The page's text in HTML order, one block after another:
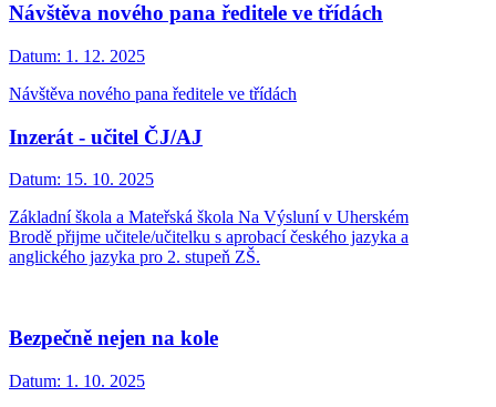
Návštěva nového pana ředitele ve třídách
Datum: 1. 12. 2025
Návštěva nového pana ředitele ve třídách
Inzerát - učitel ČJ/AJ
Datum: 15. 10. 2025
Základní škola a Mateřská škola Na Výsluní v Uherském
Brodě přijme učitele/učitelku s aprobací českého jazyka a
anglického jazyka pro 2. stupeň ZŠ.
Bezpečně nejen na kole
Datum: 1. 10. 2025